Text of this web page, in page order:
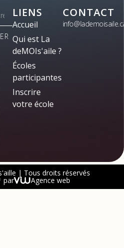
LIENS
Accueil
Qui est La
deMOIs'aile ?
Écoles
participantes
Inscrire
votre école
CONTACT
| Tous droits réservés
par Agence web